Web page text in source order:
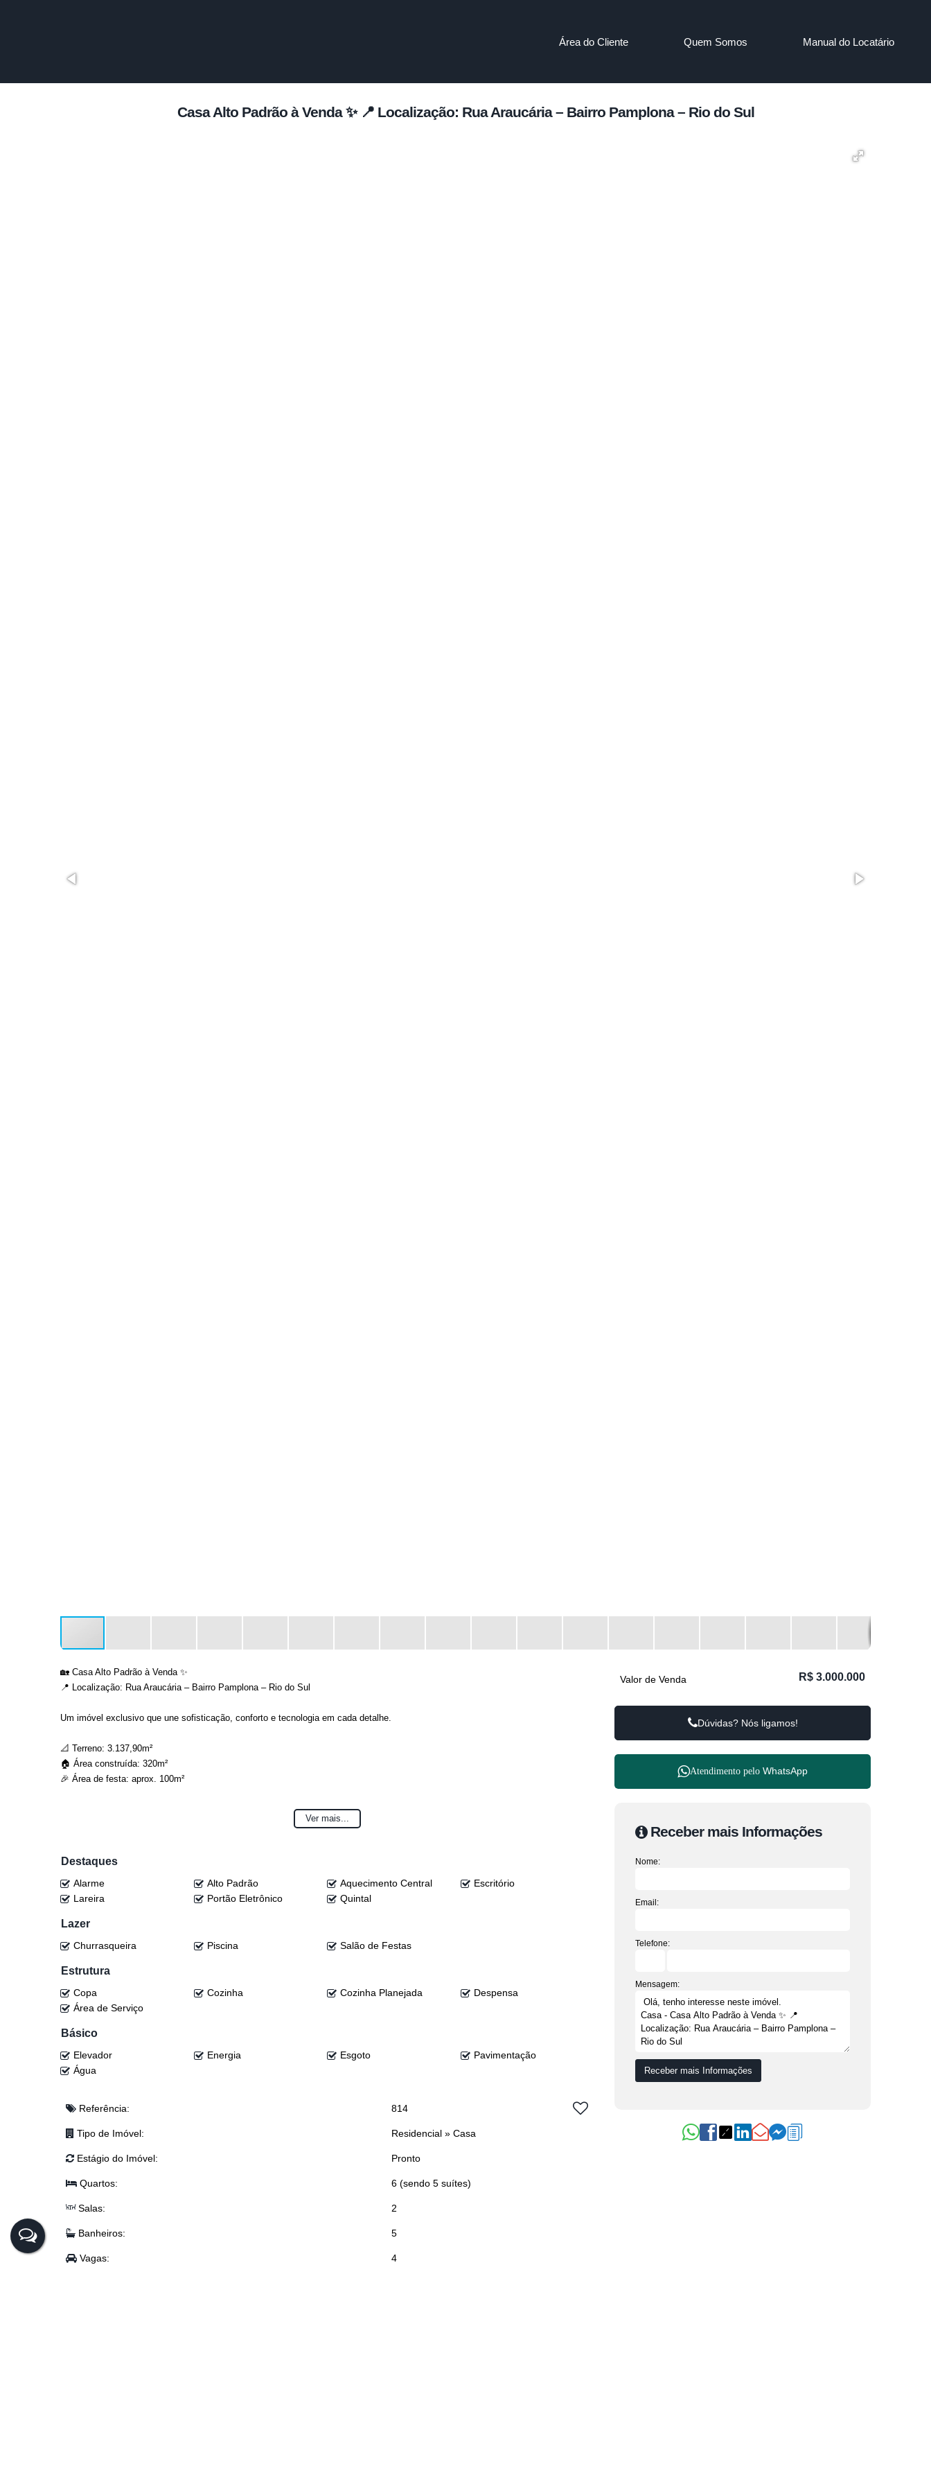
Área do Cliente Quem Somos Manual do Locatário
Casa Alto Padrão à Venda ✨ 📍 Localização: Rua Araucária – Bairro Pamplona – Rio do Sul
🏡 Casa Alto Padrão à Venda ✨
📍 Localização: Rua Araucária – Bairro Pamplona – Rio do Sul
Um imóvel exclusivo que une sofisticação, conforto e tecnologia em cada detalhe.
📐 Terreno: 3.137,90m²
🏠 Área construída: 320m²
🎉 Área de festa: aprox. 100m²
🛁 Banheiro
💼 Escritório
📦 Despensa
🍽️ Sala de jantar
🛁 Banheiro social
🍳 Cozinha e copa
🔥 Lavação com churrasqueira
🔹 Diferenciais:
🛗 Elevador
♨️ Aquecimento com gerador a óleo ou solar
🎉 Área de lazer completa:
🛁 Banheiro social
🍕 Forno de pizza
🔥 Churrasqueira
(Obs: valor sujeito à alteração sem aviso prévio)
Ver mais...
Destaques
Alarme Alto Padrão Aquecimento Central
Escritório
Lareira
Portão Eletrônico Quintal
Lazer
Churrasqueira Piscina Salão de Festas
Estrutura
Copa Cozinha Cozinha Planejada
Despensa
Área de Serviço
Básico
Elevador Energia Esgoto
Pavimentação
Água
Referência: 814
Tipo de Imóvel: Residencial » Casa
Estágio do Imóvel: Pronto
Quartos: 6 (sendo 5 suítes)
Salas: 2
Banheiros: 5
Vagas: 4
R$ 3.000.000
Valor de Venda
Dúvidas? Nós ligamos!
Atendimento pelo WhatsApp
Receber mais Informações
Nome:
Email:
Telefone:
Mensagem: